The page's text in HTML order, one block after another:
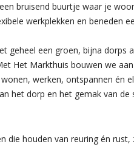
bruisend buurtje waar je
werkplekken en beneden
geheel een groen, bijna dorps
Het Markthuis bouwen we
werken, ontspannen én
het dorp en het gemak van de
die houden van reuring én